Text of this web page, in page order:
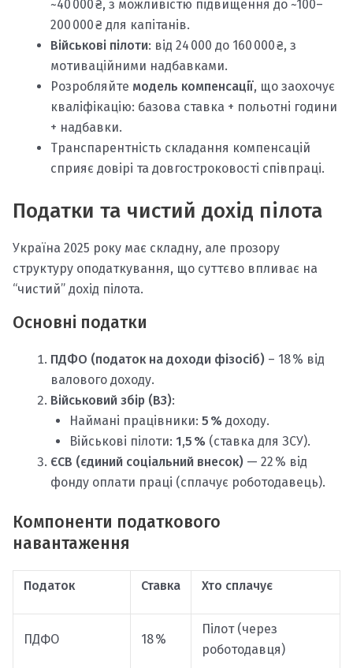
~40 000 ₴, з можливістю підвищення до ~100–
200 000 ₴ для капітанів.
Військові пілоти: від 24 000 до 160 000 ₴, з
мотиваційними надбавками.
Розробляйте модель компенсації, що заохочує
кваліфікацію: базова ставка + польотні години
+ надбавки.
Транспарентність складання компенсацій
сприяє довірі та довгостроковості співпраці.
Податки та чистий дохід пілота
Україна 2025 року має складну, але прозору
структуру оподаткування, що суттєво впливає на
“чистий” дохід пілота.
Основні податки
ПДФО (податок на доходи фізосіб) – 18 % від
валового доходу.
Військовий збір (ВЗ):
Наймані працівники: 5 % доходу.
Військові пілоти: 1,5 % (ставка для ЗСУ).
ЄСВ (єдиний соціальний внесок) — 22 % від
фонду оплати праці (сплачує роботодавець).
Компоненти податкового
навантаження
Податок Ставка Хто сплачує
ПДФО 18 %
Пілот (через
роботодавця)